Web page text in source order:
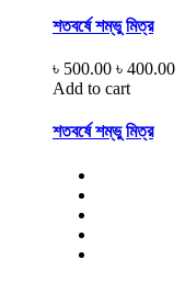
শতবর্ষে শম্ভু মিত্র
৳ 500.00 ৳ 400.00
Add to cart
শতবর্ষে শম্ভু মিত্র